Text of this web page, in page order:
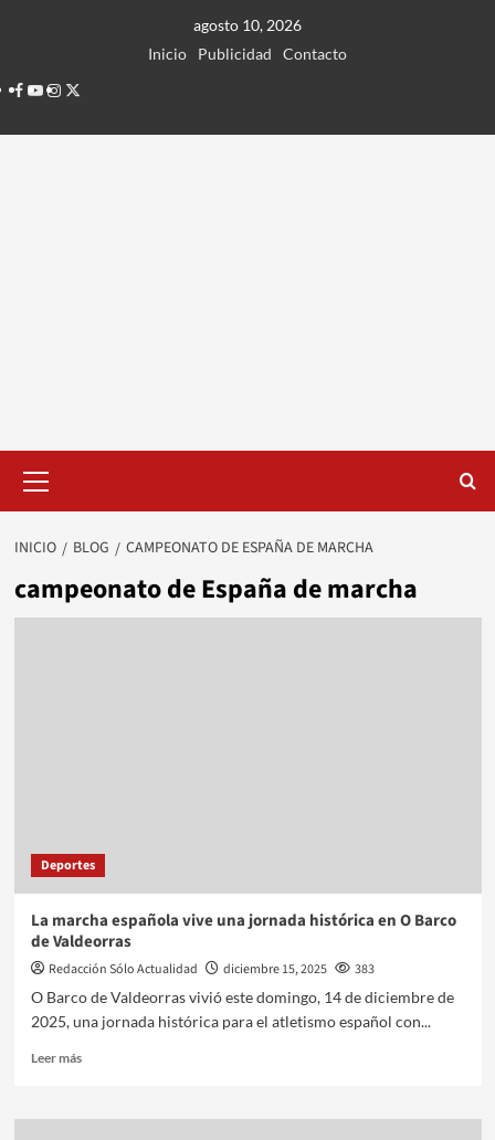
agosto 10, 2026
Inicio
Publicidad
Contacto
Facebook
Youtube
Instagram
Twitter
principal
INICIO BLOG CAMPEONATO DE ESPAÑA DE MARCHA
campeonato de España de marcha
Deportes
La marcha española vive una jornada histórica en O Barco
de Valdeorras
Redacción Sólo Actualidad diciembre 15, 2025
383
O Barco de Valdeorras vivió este domingo, 14 de diciembre de
2025, una jornada histórica para el atletismo español con...
Leer más